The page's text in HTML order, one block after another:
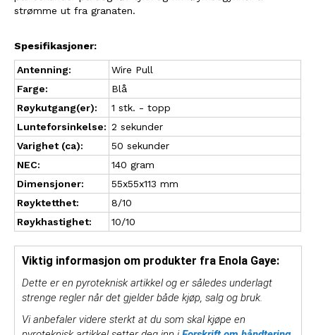
strømme ut fra granaten.
Spesifikasjoner:
Antenning:
Wire Pull
Farge:
Blå
Røykutgang(er):
1 stk. - topp
Lunteforsinkelse: 2 sekunder
Varighet (ca):
50 sekunder
NEC:
140 gram
Dimensjoner:
55x55x113 mm
Røyktetthet:
8/10
Røykhastighet:
10/10
Viktig informasjon om produkter fra Enola Gaye:
Dette er en pyroteknisk artikkel og er således underlagt
strenge regler når det gjelder både kjøp, salg og bruk.
Vi anbefaler videre sterkt at du som skal kjøpe en